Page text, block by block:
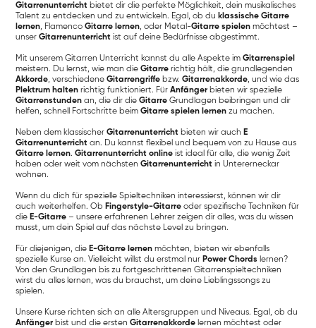
Gitarrenunterricht bietet dir die perfekte Möglichkeit, dein musikalisches
Talent zu entdecken und zu entwickeln. Egal, ob du klassische Gitarre
lernen, FlamencoGitarre lernen, oder Metal-Gitarre spielen möchtest –
unserGitarrenunterricht ist auf deine Bedürfnisse abgestimmt.
Mit unserem Gitarren Unterricht kannst du alle Aspekte imGitarrenspiel
meistern. Du lernst, wie man dieGitarre richtig hält, die grundlegenden
Akkorde, verschiedeneGitarrengriffe bzw.Gitarrenakkorde, und wie das
Plektrum halten richtig funktioniert. FürAnfänger bieten wir spezielle
Gitarrenstunden an, die dir dieGitarre Grundlagen beibringen und dir
helfen, schnell Fortschritte beimGitarre spielen lernen zu machen.
Neben dem klassischerGitarrenunterricht bieten wir auch E
Gitarrenunterricht an. Du kannst flexibel und bequem von zu Hause aus
Gitarre lernen.Gitarrenunterricht online ist ideal für alle, die wenig Zeit
haben oder weit vom nächstenGitarrenunterricht in Untererneckar
wohnen.
Wenn du dich für spezielle Spieltechniken interessierst, können wir dir
auch weiterhelfen. Ob Fingerstyle-Gitarre oder spezifische Techniken für
die E-Gitarre – unsere erfahrenen Lehrer zeigen dir alles, was du wissen
musst, um dein Spiel auf das nächste Level zu bringen.
Für diejenigen, die E-Gitarre lernen möchten, bieten wir ebenfalls
spezielle Kurse an. Vielleicht willst du erstmal nur Power Chords lernen?
Von den Grundlagen bis zu fortgeschrittenen Gitarrenspieltechniken
wirst du alles lernen, was du brauchst, um deine Lieblingssongs zu
spielen.
Unsere Kurse richten sich an alle Altersgruppen und Niveaus. Egal, ob du
Anfänger bist und die erstenGitarrenakkorde lernen möchtest oder